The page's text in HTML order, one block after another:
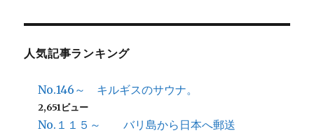
人気記事ランキング
No.146～ キルギスのサウナ。
2,651ビュー
No.１１５～ バリ島から日本へ郵送